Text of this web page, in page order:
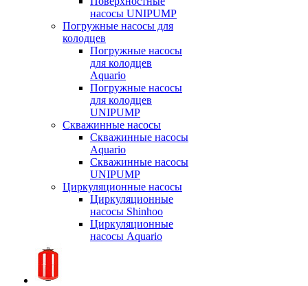
насосы UNIPUMP
Погружные насосы для
колодцев
Погружные насосы
для колодцев
Aquario
Погружные насосы
для колодцев
UNIPUMP
Скважинные насосы
Скважинные насосы
Aquario
Скважинные насосы
UNIPUMP
Циркуляционные насосы
Циркуляционные
насосы Shinhoo
Циркуляционные
насосы Aquario